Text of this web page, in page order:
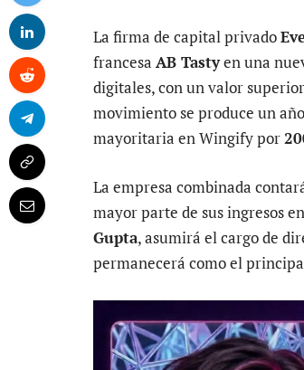
La firma de capital privado
francesa AB Tastyen una
digitales, con un valor
movimiento se produce un
mayoritaria en Wingify por
La empresa combinada
mayor parte de sus ingresos
Gupta, asumirá el cargo de
permanecerá como el